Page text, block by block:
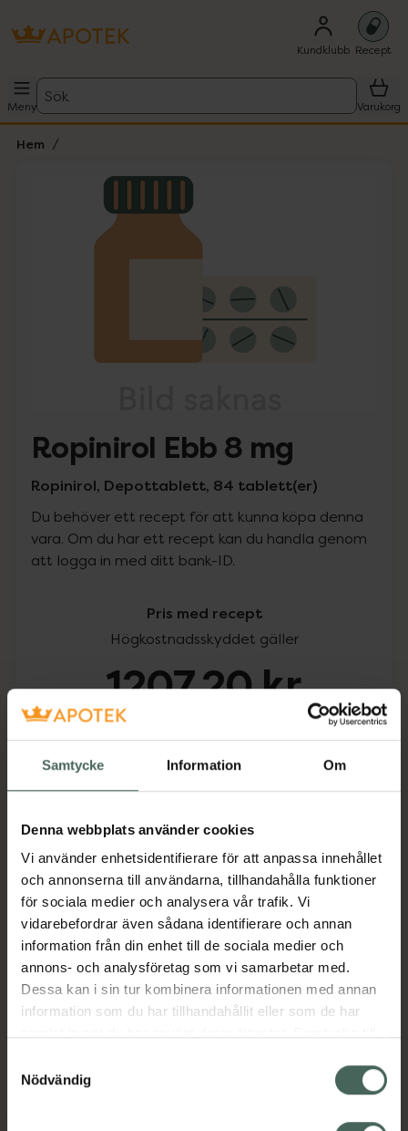
Samtycke Information Om
Denna webbplats använder cookies
Vi använder enhetsidentifierare för att anpassa innehållet
och annonserna till användarna, tillhandahålla funktioner
för sociala medier och analysera vår trafik. Vi
vidarebefordrar även sådana identifierare och annan
information från din enhet till de sociala medier och
annons- och analysföretag som vi samarbetar med.
Dessa kan i sin tur kombinera informationen med annan
information som du har tillhandahållit eller som de har
återkalla ditt samtycke via webbplatsens
cookieinställningar. Ett återkallat samtycke påverkar inte
lagligheten av behandling som skett innan återkallelsen.
Nödvändig
Kundklubb Recept
Meny
Sök
Varukorg
Hem
Lista: . Innehåller 1 objekt.
Ropinirol Ebb 8 mg
Ropinirol, Depottablett, 84 tablett(er)
Du behöver ett recept för att kunna köpa denna
vara. Om du har ett recept kan du handla genom
att logga in med ditt bank-ID.
Pris med recept
Högkostnadsskyddet gäller
1207,20 kr
Köp via ditt recept
Aktuella erbjudanden
Beskrivning
Läs alltid bipacksedeln innan
användning.
EAN:07350096044482